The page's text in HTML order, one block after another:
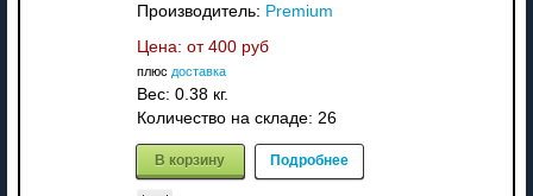
Производитель: Premium
Цена: от 400 руб
плюс доставка
Вес: 0.38 кг.
Количество на складе: 26
В корзину Подробнее